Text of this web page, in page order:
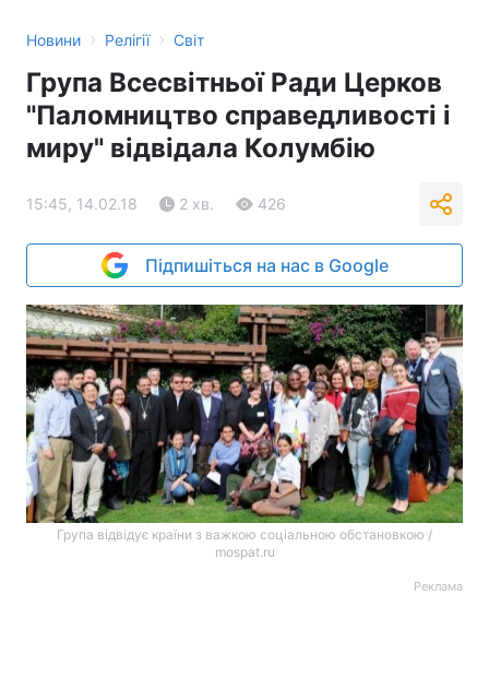
Новини › Релігії › Світ
Група Всесвітньої Ради Церков
"Паломництво справедливості і
миру" відвідала Колумбію
15:45, 14.02.18 2 хв. 426
Підпишіться на нас в Google
Група відвідує країни з важкою соціальною обстановкою /
mospat.ru
Реклама